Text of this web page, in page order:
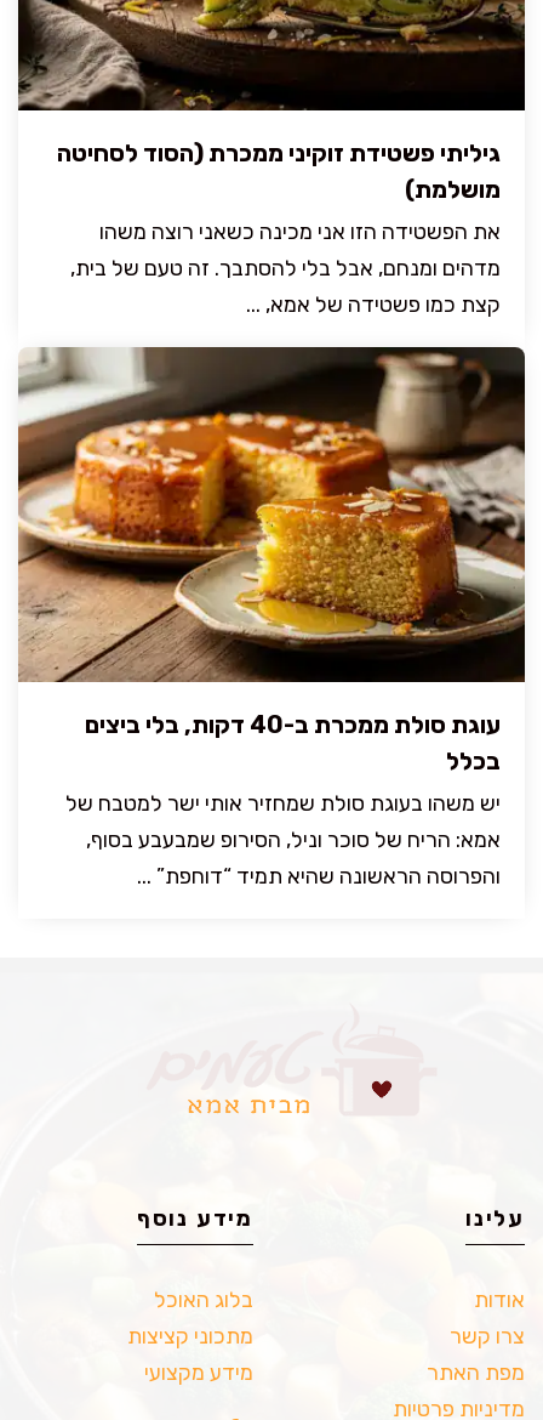
גיליתי פשטידת זוקיני ממכרת (הסוד לסחיטה
מושלמת)
את הפשטידה הזו אני מכינה כשאני רוצה משהו
מדהים ומנחם, אבל בלי להסתבך. זה טעם של בית,
קצת כמו פשטידה של אמא, ...
עוגת סולת ממכרת ב-40 דקות, בלי ביצים
בכלל
יש משהו בעוגת סולת שמחזיר אותי ישר למטבח של
אמא: הריח של סוכר וניל, הסירופ שמבעבע בסוף,
והפרוסה הראשונה שהיא תמיד “דוחפת” ...
עלינו
אודות
צרו קשר
מפת האתר
מדיניות פרטיות
מידע נוסף
בלוג האוכל
מתכוני קציצות
מידע מקצועי